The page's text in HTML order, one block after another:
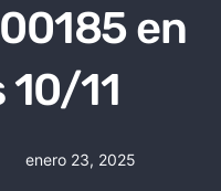
en
11
enero 23, 2025